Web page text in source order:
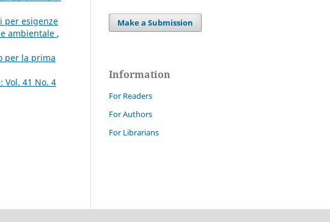
per esigenze
ambientale ,
per la prima
Vol. 41 No. 4
Make a Submission
Information
For Readers
For Authors
For Librarians